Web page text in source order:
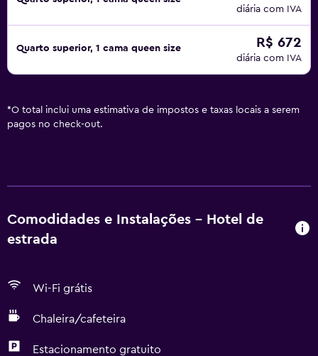
diária com IVA
Quarto superior, 1 cama queen size R$ 672
diária com IVA
*O total inclui uma estimativa de impostos e taxas locais a serem
pagos no check-out.
Comodidades e Instalações - Hotel de
estrada
Wi-Fi grátis
Chaleira/cafeteira
Estacionamento gratuito